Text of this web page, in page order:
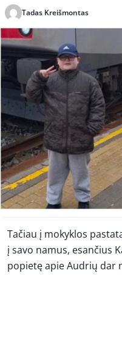
Tadas Kreišmontas
Tačiau į mokyklos
į savo namus, esančius
popietę apie Audrių dar